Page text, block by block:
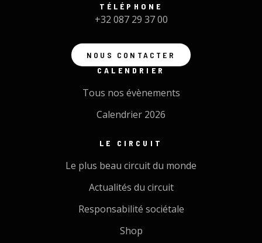
TÉLÉPHONE
+32 087 29 37 00
NOUS CONTACTER
CALENDRIER
Tous nos évènements
Calendrier 2026
LE CIRCUIT
Le plus beau circuit du monde
Actualités du circuit
Responsabilité sociétale
Shop